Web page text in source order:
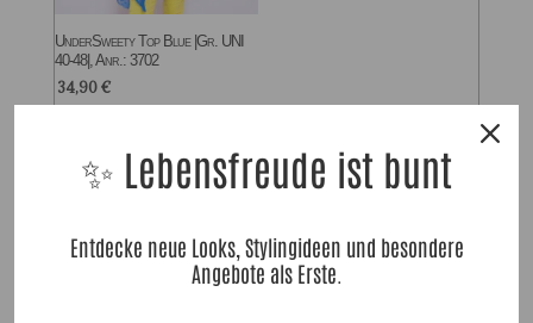
UnderSweety Top Blue |Gr. UNI
40-48|, Anr.: 3702
34,90€
Zu allen Blau Styles!
Dazu passende Hosen
✨ Lebensfreude ist bunt
Entdecke neue Looks, Stylingideen und besondere
Angebote als Erste.